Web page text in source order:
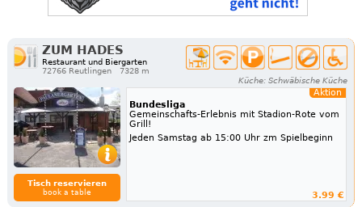
ZUM HADES
Restaurant und Biergarten
72766 Reutlingen
7328 m
Küche: Schwäbische Küche
Tisch reservieren
book a table
Aktion
Bundesliga
Gemeinschafts-Erlebnis mit Stadion-Rote vom
Grill!
Jeden Samstag ab 15:00 Uhr zm Spielbeginn
3.99 €